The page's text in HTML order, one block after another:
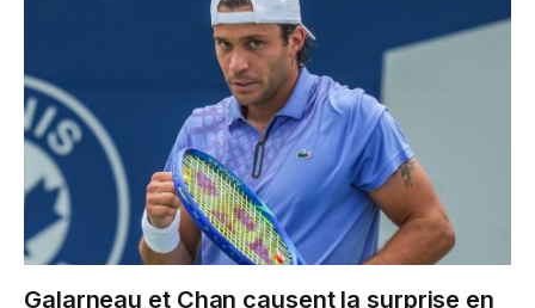
Galarneau et Chan causent la surprise en